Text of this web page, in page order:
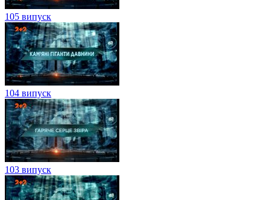
105 випуск
104 випуск
103 випуск